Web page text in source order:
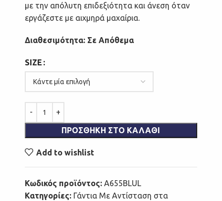
με την απόλυτη επιδεξιότητα και άνεση όταν
εργάζεστε με αιχμηρά μαχαίρια.
Διαθεσιμότητα: Σε Απόθεμα
SIZE
ΠΡΟΣΘΉΚΗ ΣΤΟ ΚΑΛΆΘΙ
Add to wishlist
Κωδικός προϊόντος: A655BLUL
Κατηγορίες: Γάντια Με Αντίσταση στα